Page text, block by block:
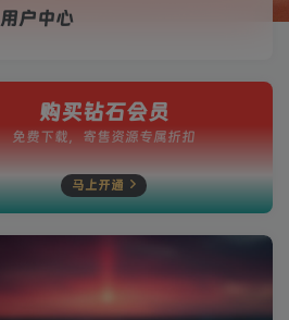
用户中心
购买钻石会员
免费下载，寄售资源专属折扣
马上开通